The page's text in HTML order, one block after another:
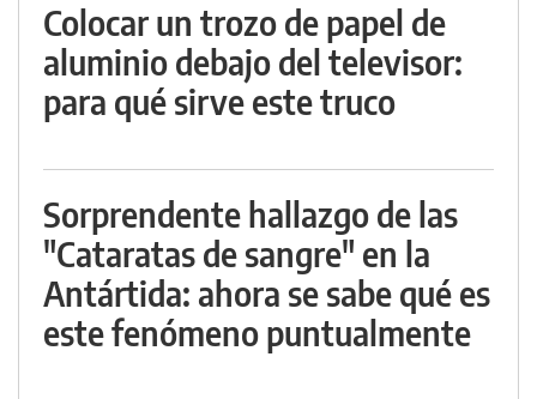
Colocar un trozo de papel de
aluminio debajo del televisor:
para qué sirve este truco
Sorprendente hallazgo de las
"Cataratas de sangre" en la
Antártida: ahora se sabe qué es
este fenómeno puntualmente